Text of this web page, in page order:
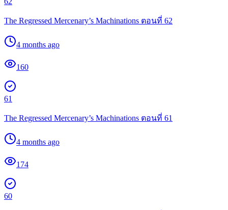
The Regressed Mercenary’s Machinations ตอนที่ 62
4 months ago
160
61
The Regressed Mercenary’s Machinations ตอนที่ 61
4 months ago
174
60